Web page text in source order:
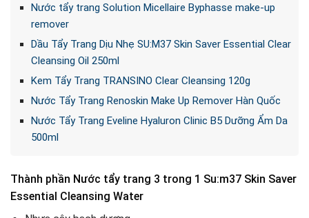
Nước tẩy trang Solution Micellaire Byphasse make-up
remover
Dầu Tẩy Trang Dịu Nhẹ SU:M37 Skin Saver Essential Clear
Cleansing Oil 250ml
Kem Tẩy Trang TRANSINO Clear Cleansing 120g
Nước Tẩy Trang Renoskin Make Up Remover Hàn Quốc
Nước Tẩy Trang Eveline Hyaluron Clinic B5 Dưỡng Ẩm Da
500ml
Thành phần Nước tẩy trang 3 trong 1 Su:m37 Skin Saver
Essential Cleansing Water